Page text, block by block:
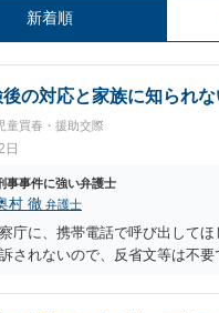
新着順
の対応と家族に知られ
童買春・援助交際
日
事事件に強い弁護士
村 徹 弁護士
庁に、携帯電話で呼び出して
されないので、反省文等は不要